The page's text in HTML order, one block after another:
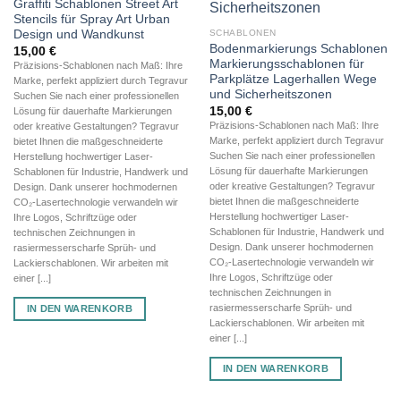
Graffiti Schablonen Street Art
Stencils für Spray Art Urban
Design und Wandkunst
15,00 €
Präzisions-Schablonen nach Maß: Ihre
Marke, perfekt appliziert durch Tegravur
Suchen Sie nach einer professionellen
Lösung für dauerhafte Markierungen
oder kreative Gestaltungen? Tegravur
bietet Ihnen die maßgeschneiderte
Herstellung hochwertiger Laser-
Schablonen für Industrie, Handwerk und
Design. Dank unserer hochmodernen
CO₂-Lasertechnologie verwandeln wir
Ihre Logos, Schriftzüge oder
technischen Zeichnungen in
rasiermesserscharfe Sprüh- und
Lackierschablonen. Wir arbeiten mit
einer [...]
IN DEN WARENKORB
SCHABLONEN
Bodenmarkierungs Schablonen
Markierungsschablonen für
Parkplätze Lagerhallen Wege
und Sicherheitszonen
15,00 €
Präzisions-Schablonen nach Maß: Ihre
Marke, perfekt appliziert durch Tegravur
Suchen Sie nach einer professionellen
Lösung für dauerhafte Markierungen
oder kreative Gestaltungen? Tegravur
bietet Ihnen die maßgeschneiderte
Herstellung hochwertiger Laser-
Schablonen für Industrie, Handwerk und
Design. Dank unserer hochmodernen
CO₂-Lasertechnologie verwandeln wir
Ihre Logos, Schriftzüge oder
technischen Zeichnungen in
rasiermesserscharfe Sprüh- und
Lackierschablonen. Wir arbeiten mit
einer [...]
IN DEN WARENKORB